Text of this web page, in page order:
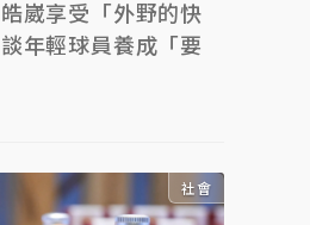
崴享受「外野的快
年輕球員養成「要
社會